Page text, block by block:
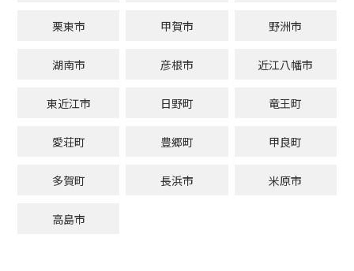
栗東市 甲賀市 野洲市
湖南市 彦根市 近江八幡市
東近江市 日野町 竜王町
愛荘町 豊郷町 甲良町
多賀町 長浜市 米原市
高島市